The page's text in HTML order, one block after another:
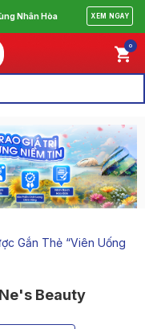
Nhân Hòa XEM NGAY
0
Gắn Thẻ “viên Uống
Beauty